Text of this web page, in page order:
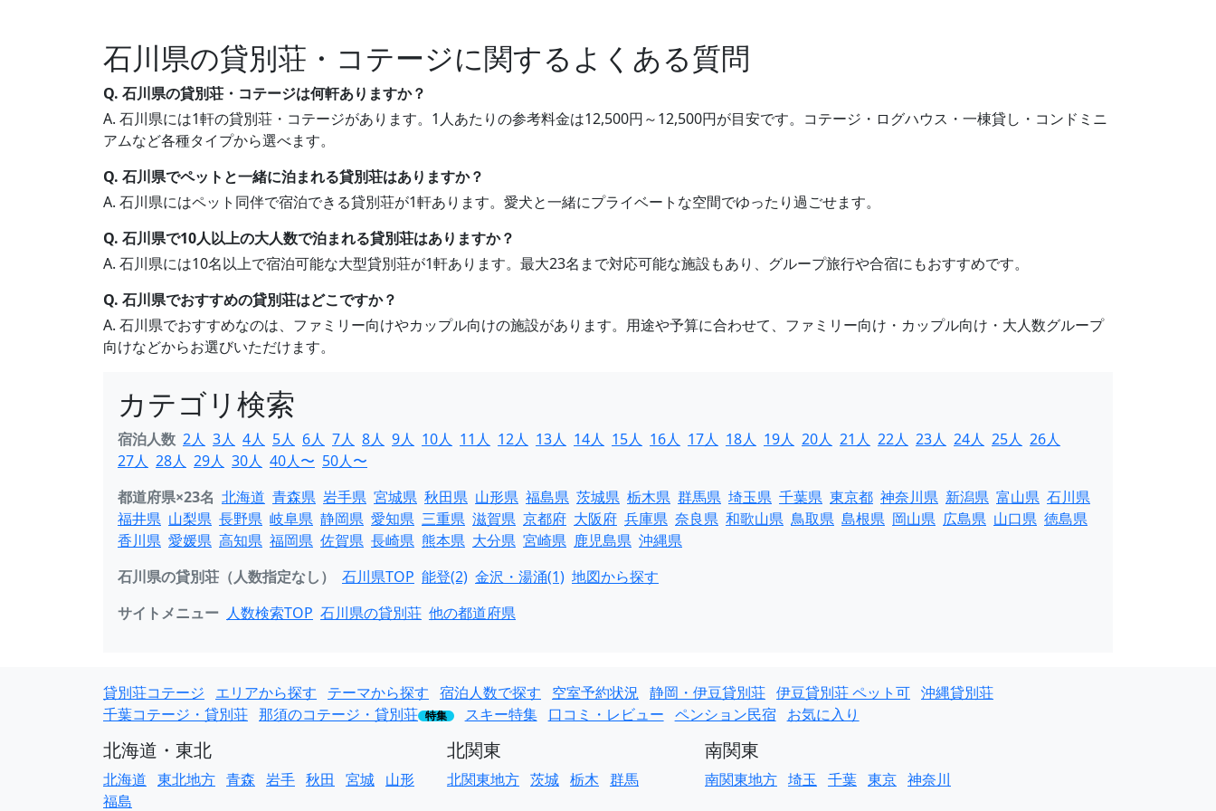
石川県の貸別荘・コテージに関するよくある質問
Q. 石川県の貸別荘・コテージは何軒ありますか？
A. 石川県には1軒の貸別荘・コテージがあります。1人あたりの参考料金は12,500円～12,500円が目安です。コテージ・ログハウス・一棟貸し・コンドミニ
アムなど各種タイプから選べます。
Q. 石川県でペットと一緒に泊まれる貸別荘はありますか？
A. 石川県にはペット同伴で宿泊できる貸別荘が1軒あります。愛犬と一緒にプライベートな空間でゆったり過ごせます。
Q. 石川県で10人以上の大人数で泊まれる貸別荘はありますか？
A. 石川県には10名以上で宿泊可能な大型貸別荘が1軒あります。最大23名まで対応可能な施設もあり、グループ旅行や合宿にもおすすめです。
Q. 石川県でおすすめの貸別荘はどこですか？
A. 石川県でおすすめなのは、ファミリー向けやカップル向けの施設があります。用途や予算に合わせて、ファミリー向け・カップル向け・大人数グループ
向けなどからお選びいただけます。
カテゴリ検索
宿泊人数 2人 3人 4人 5人 6人 7人 8人 9人 10人 11人 12人 13人 14人 15人 16人 17人 18人 19人 20人 21人 22人 23人 24人 25人 26人
27人 28人 29人 30人 40人〜 50人〜
都道府県×23名 北海道 青森県 岩手県 宮城県 秋田県 山形県 福島県 茨城県 栃木県 群馬県 埼玉県 千葉県 東京都 神奈川県 新潟県 富山県 石川県
福井県 山梨県 長野県 岐阜県 静岡県 愛知県 三重県 滋賀県 京都府 大阪府 兵庫県 奈良県 和歌山県 鳥取県 島根県 岡山県 広島県 山口県 徳島県
香川県 愛媛県 高知県 福岡県 佐賀県 長崎県 熊本県 大分県 宮崎県 鹿児島県 沖縄県
石川県の貸別荘（人数指定なし）
石川県TOP 能登(2) 金沢・湯涌(1) 地図から探す
サイトメニュー 人数検索TOP 石川県の貸別荘 他の都道府県
貸別荘コテージ エリアから探す テーマから探す 宿泊人数で探す 空室予約状況 静岡・伊豆貸別荘 伊豆貸別荘 ペット可 沖縄貸別荘
千葉コテージ・貸別荘 那須のコテージ・貸別荘 特集 スキー特集 口コミ・レビュー ペンション民宿 お気に入り
北海道・東北
北海道 東北地方 青森 岩手 秋田 宮城 山形
福島
北関東
北関東地方 茨城 栃木 群馬
南関東
南関東地方 埼玉 千葉 東京 神奈川